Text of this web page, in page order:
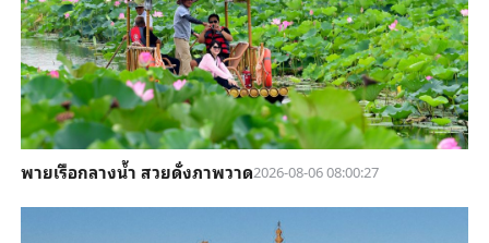
พายเรือกลางน้ำ สวยดั่งภาพวาด2026-08-06 08:00:27